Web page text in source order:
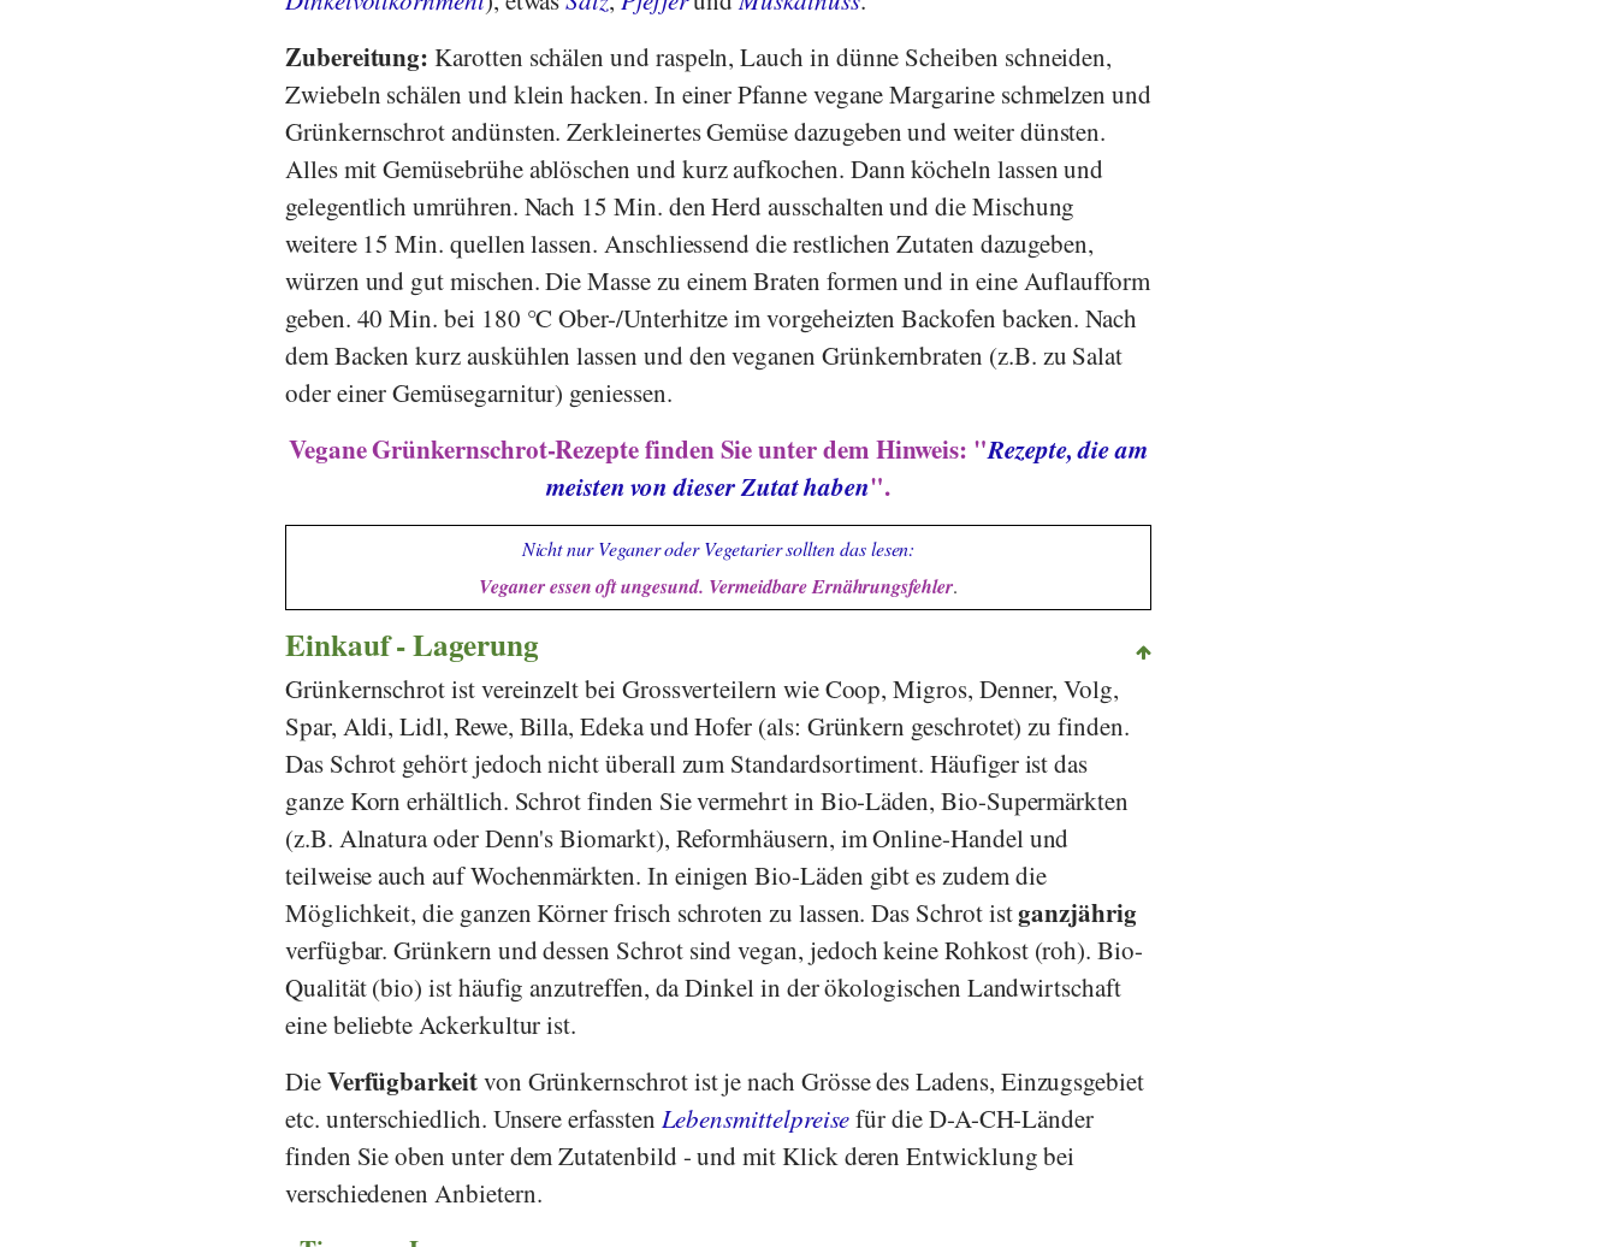
Zubereitung:Karotten schälen und raspeln, Lauch in dünne Scheiben schneiden,
Zwiebeln schälen und klein hacken. In einer Pfanne vegane Margarine schmelzen und
Grünkernschrot andünsten. Zerkleinertes Gemüse dazugeben und weiter dünsten.
Alles mit Gemüsebrühe ablöschen und kurz aufkochen. Dann köcheln lassen und
gelegentlich umrühren. Nach 15 Min. den Herd ausschalten und die Mischung
weitere 15 Min. quellen lassen. Anschliessend die restlichen Zutaten dazugeben,
würzen und gut mischen. Die Masse zu einem Braten formen und in eine Auflaufform
geben. 40 Min. bei 180 °C Ober-/Unterhitze im vorgeheizten Backofen backen. Nach
dem Backen kurz auskühlen lassen und den veganen Grünkernbraten (z.B. zu Salat
oder einer Gemüsegarnitur) geniessen.
Vegane Grünkernschrot-Rezepte finden Sie unter dem Hinweis: "Rezepte, die am
meisten von dieser Zutat haben".
Nicht nur Veganer oder Vegetarier sollten das lesen:
Veganer essen oft ungesund. Vermeidbare Ernährungsfehler.
Einkauf - Lagerung
Grünkernschrot ist vereinzelt bei Grossverteilern wieCoop,Migros, Denner,Volg,
Spar, Aldi,Lidl, Rewe, Billa,EdekaundHofer (als: Grünkern geschrotet) zu finden.
Das Schrot gehört jedoch nicht überall zum Standardsortiment. Häufiger ist das
ganze Korn erhältlich. Schrot finden Sie vermehrt in Bio-Läden, Bio-Supermärkten
(z.B. AlnaturaoderDenn's Biomarkt), Reformhäusern, im Online-Handel und
teilweise auch auf Wochenmärkten. In einigen Bio-Läden gibt es zudem die
Möglichkeit, die ganzen Körner frisch schroten zu lassen. Das Schrot istganzjährig
verfügbar. Grünkern und dessen Schrot sind vegan, jedoch keine Rohkost (roh). Bio-
Qualität (bio) ist häufig anzutreffen, da Dinkel in der ökologischen Landwirtschaft
eine beliebte Ackerkultur ist.
DieVerfügbarkeitvon Grünkernschrot ist je nach Grösse des Ladens, Einzugsgebiet
etc. unterschiedlich. Unsere erfassten Lebensmittelpreisefür die D-A-CH-Länder
finden Sie oben unter dem Zutatenbild - und mit Klick deren Entwicklung bei
verschiedenen Anbietern.